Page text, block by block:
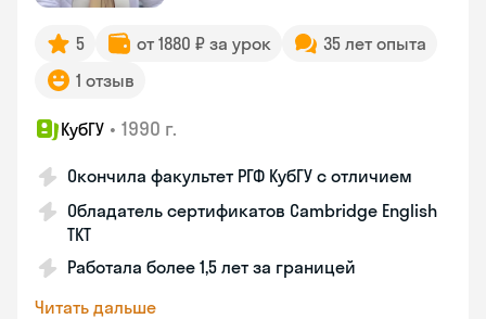
5 от 1880 ₽ за урок
35 лет опыта
1 отзыв
КубГУ • 1990 г.
Окончила факультет РГФ КубГУ с отличием
Обладатель сертификатов Cambridge English
TKT
Работала более 1,5 лет за границей
Читать дальше